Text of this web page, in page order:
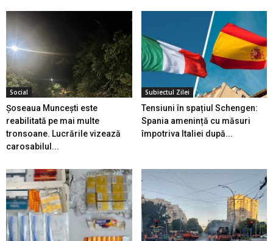
Social
Șoseaua Muncești este
reabilitată pe mai multe
tronsoane. Lucrările vizează
carosabilul...
Subiectul Zilei
Tensiuni în spațiul Schengen:
Spania amenință cu măsuri
împotriva Italiei după...